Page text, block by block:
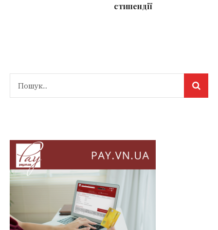
стипендії